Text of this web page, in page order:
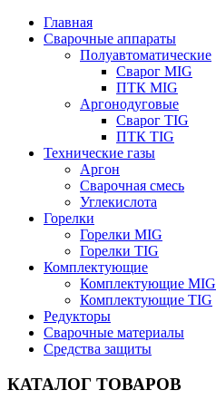
Главная
Сварочные аппараты
Полуавтоматические
Сварог MIG
ПТК MIG
Аргонодуговые
Сварог TIG
ПТК TIG
Технические газы
Аргон
Сварочная смесь
Углекислота
Горелки
Горелки MIG
Горелки TIG
Комплектующие
Комплектующие MIG
Комплектующие TIG
Редукторы
Сварочные материалы
Средства защиты
КАТАЛОГ ТОВАРОВ